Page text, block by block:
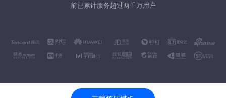
前已累计服务超过两千万用户
服务协议 隐私声明